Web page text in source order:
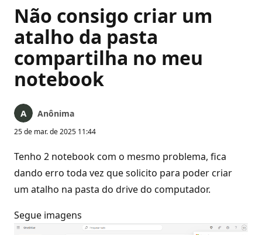
Não consigo criar um
atalho da pasta
compartilha no meu
notebook
Anônima
25 de mar. de 2025 11:44
Tenho 2 notebook com o mesmo problema, fica
dando erro toda vez que solicito para poder criar
um atalho na pasta do drive do computador.
Segue imagens